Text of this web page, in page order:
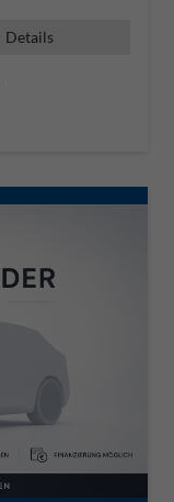
Details